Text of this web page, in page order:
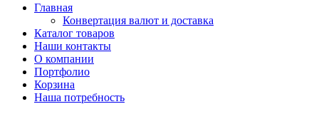
Главная
Конвертация валют и доставка
Каталог товаров
Наши контакты
О компании
Портфолио
Корзина
Наша потребность